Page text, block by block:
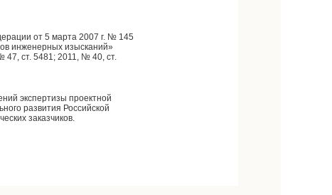
от 5 марта 2007 г. № 145
инженерных изысканий»
47, ст. 5481; 2011, № 40, ст.
экспертизы проектной
развития Российской
заказчиков.